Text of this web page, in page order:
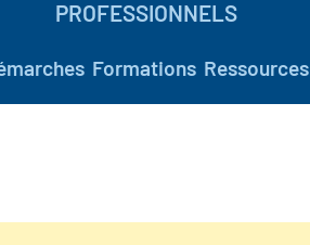
PROFESSIONNELS
Formations Ressources